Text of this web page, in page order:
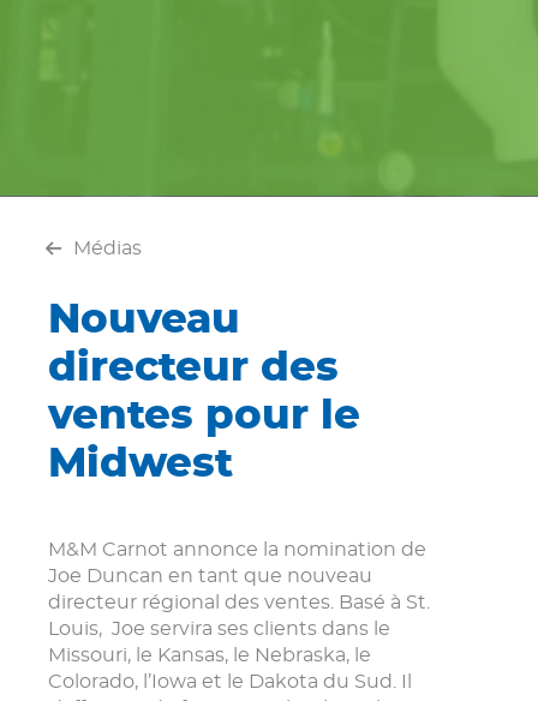
Médias
Nouveau
directeur des
ventes pour le
Midwest
M&M Carnot annonce la nomination de
Joe Duncan en tant que nouveau
directeur régional des ventes. Basé à St.
Louis, Joe servira ses clients dans le
Missouri, le Kansas, le Nebraska, le
Colorado, l’Iowa et le Dakota du Sud. Il